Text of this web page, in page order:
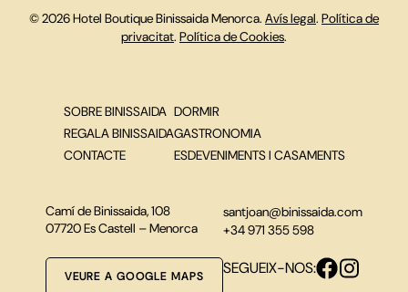
© 2026 Hotel Boutique Binissaida Menorca. Avís legal. Política de
privacitat. Política de Cookies.
SOBRE BINISSAIDA
REGALA BINISSAIDA
CONTACTE
DORMIR
GASTRONOMIA
ESDEVENIMENTS I CASAMENTS
Camí de Binissaida, 108
07720 Es Castell – Menorca
VEURE A GOOGLE MAPS
santjoan@binissaida.com
+34 971 355 598
SEGUEIX-NOS: